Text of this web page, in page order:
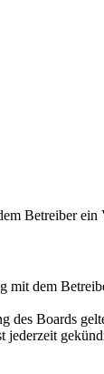
Betreiber ein
dem
Boards
jederzeit